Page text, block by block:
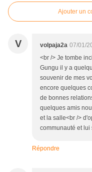
Ajouter un
V volpaja2a 07/01/
<br /> Je tombe
Gungu il y a
souvenir de mes
encore quelques
de bonnes
quelques amis
et la salle<br />
communauté et
Répondre